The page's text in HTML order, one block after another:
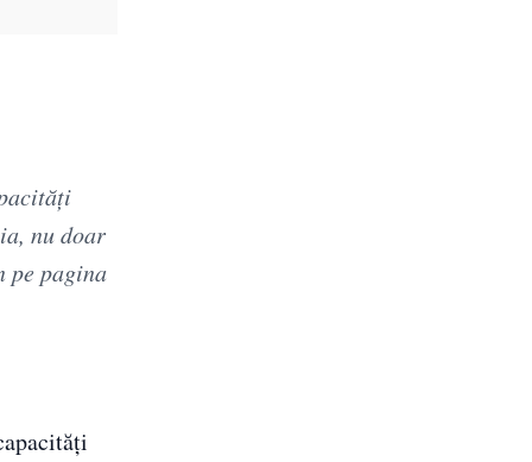
nu doar
pe pagina